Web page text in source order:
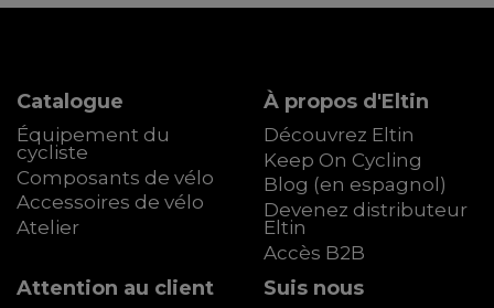
Catalogue
Équipement du
cycliste
Composants de vélo
Accessoires de vélo
Atelier
À propos d'Eltin
Découvrez Eltin
Keep On Cycling
Blog (en espagnol)
Devenez distributeur
Eltin
Accès B2B
Attention au client Suis nous